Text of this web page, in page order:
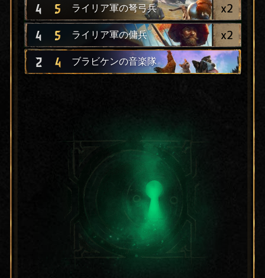
4 5 ライリア軍の弩弓兵 x2
4 5 ライリア軍の傭兵 x2
2 4 ブラビケンの音楽隊